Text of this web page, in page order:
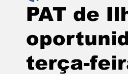
São Sebastião
PAT de
terça-